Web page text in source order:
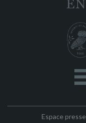
Espace presse